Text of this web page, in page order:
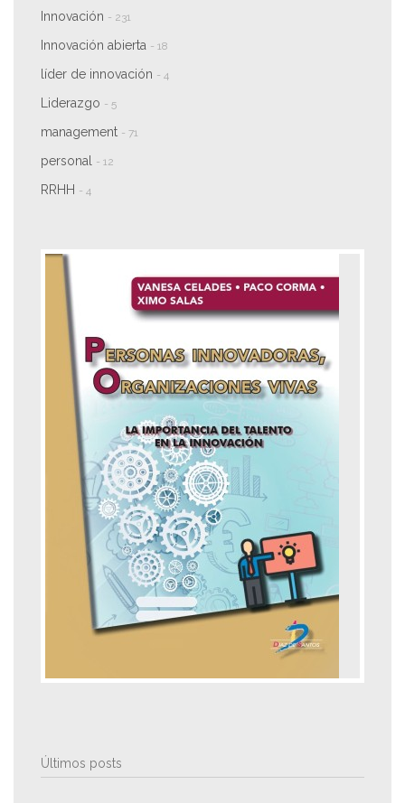
Innovación - 231
Innovación abierta - 18
líder de innovación - 4
Liderazgo - 5
management - 71
personal - 12
RRHH - 4
Últimos posts